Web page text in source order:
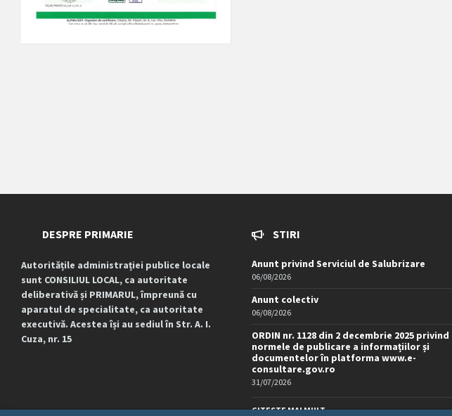
DESPRE PRIMARIE
Autoritățile administrației publice locale
sunt CONSILIUL LOCAL, ca autoritate
deliberativă și PRIMARUL, împreună cu
aparatul de specialitate, ca autoritate
executivă. Acestea își au sediul în Str. A. I.
Cuza, nr. 15
STIRI
Anunt privind Serviciul de Salubrizare
06/08/2026
Anunt colectiv
06/08/2026
ORDIN nr. 1128 din 2 decembrie 2025 privind
normele de publicare a informațiilor și
documentelor în platforma www.e-
consultare.gov.ro
31/07/2026
CITESTE MAI MULT...